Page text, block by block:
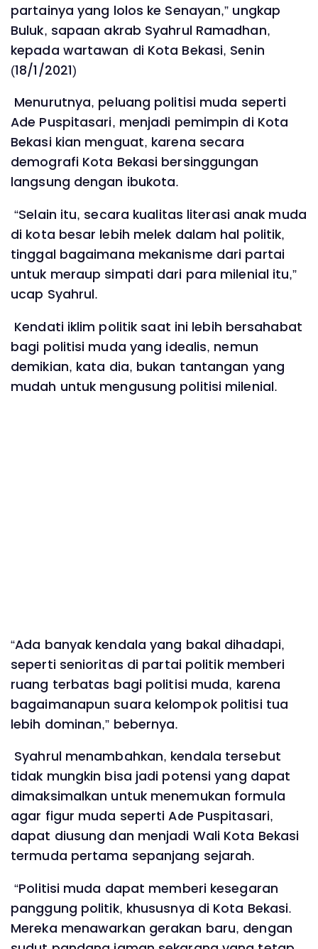
partainya yang lolos ke Senayan,” ungkap
Buluk, sapaan akrab Syahrul Ramadhan,
kepada wartawan di Kota Bekasi, Senin
(18/1/2021)
Menurutnya, peluang politisi muda seperti
Ade Puspitasari, menjadi pemimpin di Kota
Bekasi kian menguat, karena secara
demografi Kota Bekasi bersinggungan
langsung dengan ibukota.
“Selain itu, secara kualitas literasi anak muda
di kota besar lebih melek dalam hal politik,
tinggal bagaimana mekanisme dari partai
untuk meraup simpati dari para milenial itu,”
ucap Syahrul.
Kendati iklim politik saat ini lebih bersahabat
bagi politisi muda yang idealis, nemun
demikian, kata dia, bukan tantangan yang
mudah untuk mengusung politisi milenial.
“Ada banyak kendala yang bakal dihadapi,
seperti senioritas di partai politik memberi
ruang terbatas bagi politisi muda, karena
bagaimanapun suara kelompok politisi tua
lebih dominan,” bebernya.
Syahrul menambahkan, kendala tersebut
tidak mungkin bisa jadi potensi yang dapat
dimaksimalkan untuk menemukan formula
agar figur muda seperti Ade Puspitasari,
dapat diusung dan menjadi Wali Kota Bekasi
termuda pertama sepanjang sejarah.
“Politisi muda dapat memberi kesegaran
panggung politik, khususnya di Kota Bekasi.
Mereka menawarkan gerakan baru, dengan